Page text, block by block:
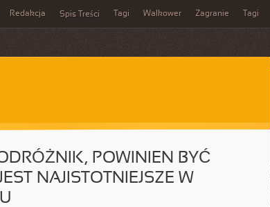
Redakcja Spis Treści Tagi Walkower Zagranie Tagi
POWINIEN BYĆ
NAJISTOTNIEJSZE W